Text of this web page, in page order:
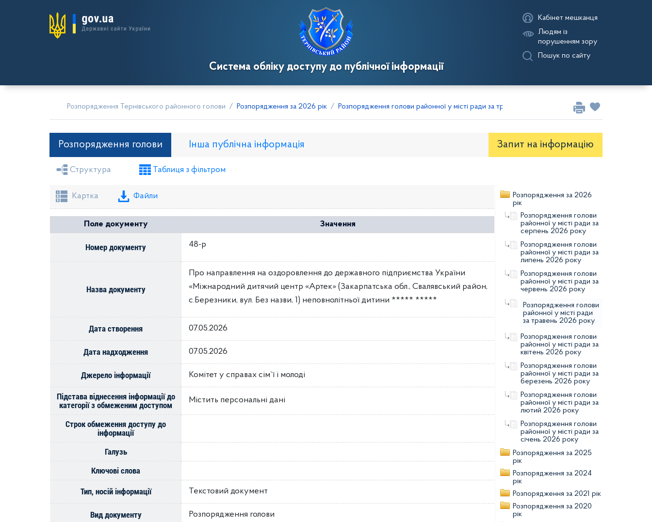
Система обліку доступу до публічної інформації
Кабінет мешканця
Людям із
порушенням зору
Пошук по сайту
Розпорядження Тернівського районного голови Розпорядження за 2026 рік Розпорядження голови районної у місті ради за травень 2026 року
Розпорядження голови Інша публічна інформація Запит на iнформацію
Засідання районної ради Рішення виконкому
Структура Таблиця з фільтром
Картка Файли
Поле документу Значення
Номер документу 48-р
Назва документу
Про направлення на оздоровлення до державного підприємства України
«Міжнародний дитячий центр «Артек» (Закарпатська обл., Свалявський район,
с.Березники, вул. Без назви, 1) неповнолітньої дитини ***** *****
Дата створення 07.05.2026
Дата надходження 07.05.2026
Джерело інформації Комітет у справах сім`ї і молоді
Підстава віднесення інформації до
категорії з обмеженим доступом Містить персональні дані
Строк обмеження доступу до
інформації
Галузь
Ключові слова
Тип, носій інформації
Текстовий документ
Вид документу Розпорядження голови
Розпорядження за 2026
рік
Розпорядження голови
районної у місті ради за
серпень 2026 року
Розпорядження голови
районної у місті ради за
липень 2026 року
Розпорядження голови
районної у місті ради за
червень 2026 року
Розпорядження голови
районної у місті ради
за травень 2026 року
Розпорядження голови
районної у місті ради за
квітень 2026 року
Розпорядження голови
районної у місті ради за
березень 2026 року
Розпорядження голови
районної у місті ради за
лютий 2026 року
Розпорядження голови
районної у місті ради за
січень 2026 року
Розпорядження за 2025
рік
Розпорядження за 2024
рік
Розпорядження за 2021 рік
Розпорядження за 2020
рік